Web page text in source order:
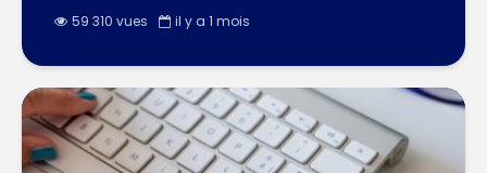
59 310 vues il y a 1 mois